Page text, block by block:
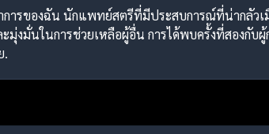
ารของฉัน นักแพทย์สตรีที่มีประสบการณ์ที่น่ากลัวเ
งมั่นในการช่วยเหลือผู้อื่น การได้พบครั้งที่สองกับผู้
.